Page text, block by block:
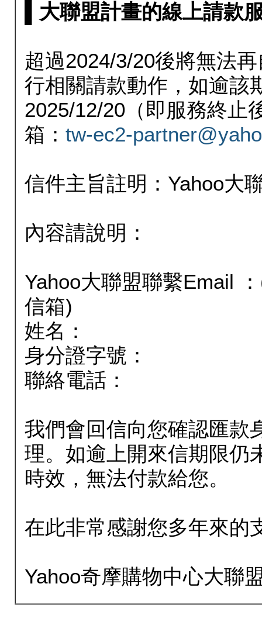
▌大聯盟計畫的線上請款
超過2024/3/20後將無法
行相關請款動作，如逾該
2025/12/20（即服務終止
箱： tw-ec2-
信件主旨註明：Yahoo大
內容請說明：
Yahoo大聯盟聯繫Email
信箱)
姓名：
身分證字號：
聯絡電話：
我們會回信向您確認匯款
理。如逾上開來信期限仍
時效，無法付款給您。
在此非常感謝您多年來的
Yahoo奇摩購物中心大